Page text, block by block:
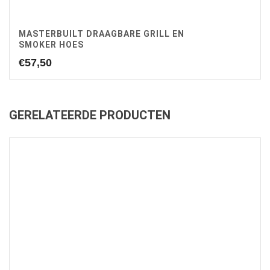
MASTERBUILT DRAAGBARE GRILL EN
SMOKER HOES
€57,50
GERELATEERDE PRODUCTEN